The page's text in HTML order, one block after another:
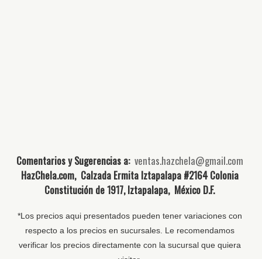
Comentarios y Sugerencias a: ventas.hazchela@gmail.com
HazChela.com, Calzada Ermita Iztapalapa #2164 Colonia
Constitución de 1917, Iztapalapa, México D.F.
*Los precios aqui presentados pueden tener variaciones con
respecto a los precios en sucursales. Le recomendamos
verificar los precios directamente con la sucursal que quiera